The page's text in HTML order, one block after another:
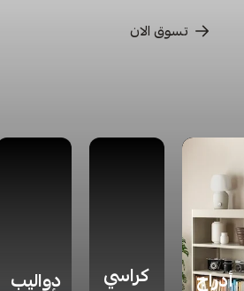
تسوق الان
دواليب كراسي أدراج